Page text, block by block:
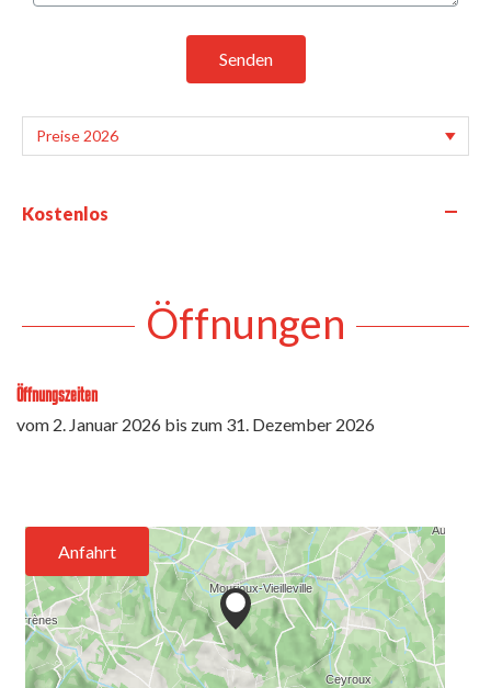
Senden
Kostenlos —
Öffnungen
Öffnungszeiten
vom 2. Januar 2026 bis zum 31. Dezember 2026
Anfahrt